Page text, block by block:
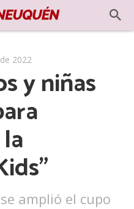
2022
y niñas
amplió el cupo